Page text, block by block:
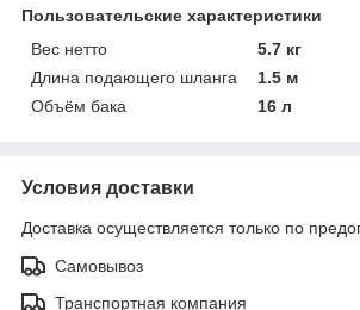
Пользовательские характеристики
Вес нетто
5.7 кг
Длина подающего шланга
1.5 м
Объём бака
16 л
Условия доставки
Доставка осуществляется только по
Самовывоз
Транспортная компания